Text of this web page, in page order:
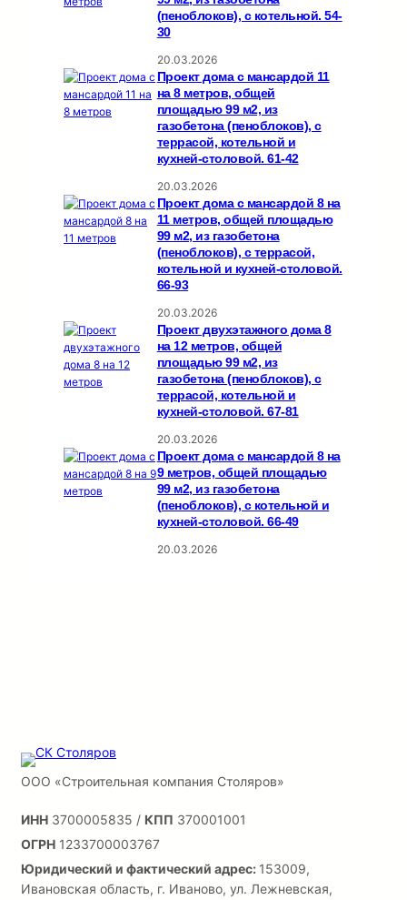
(пеноблоков), c котельной. 54-
30
20.03.2026
Проект дома с мансардой 11
на 8 метров, общей
площадью 99 м2, из
газобетона (пеноблоков), c
террасой, котельной и
кухней-столовой. 61-42
20.03.2026
Проект дома с мансардой 8 на
11 метров, общей площадью
99 м2, из газобетона
(пеноблоков), c террасой,
котельной и кухней-столовой.
66-93
20.03.2026
Проект двухэтажного дома 8
на 12 метров, общей
площадью 99 м2, из
газобетона (пеноблоков), c
террасой, котельной и
кухней-столовой. 67-81
20.03.2026
Проект дома с мансардой 8 на
9 метров, общей площадью
99 м2, из газобетона
(пеноблоков), c котельной и
кухней-столовой. 66-49
20.03.2026
ООО «Строительная компания Столяров»
ИНН 3700005835 / КПП 370001001
ОГРН 1233700003767
Юридический и фактический адрес: 153009,
Ивановская область, г. Иваново, ул. Лежневская,